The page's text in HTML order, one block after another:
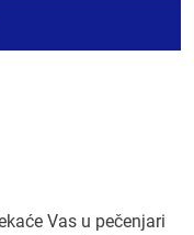
Vas u pečenjari